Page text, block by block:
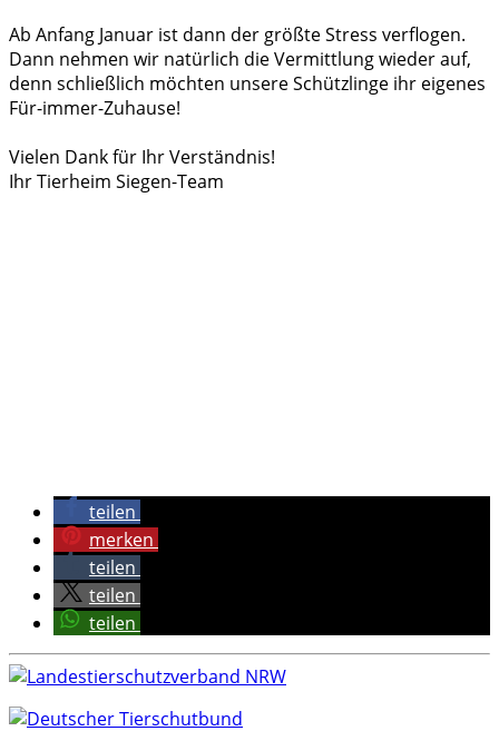
Ab Anfang Januar ist dann der größte Stress verflogen.
Dann nehmen wir natürlich die Vermittlung wieder auf,
denn schließlich möchten unsere Schützlinge ihr eigenes
Für-immer-Zuhause!
Vielen Dank für Ihr Verständnis!
Ihr Tierheim Siegen-Team
teilen
merken
teilen
teilen
teilen